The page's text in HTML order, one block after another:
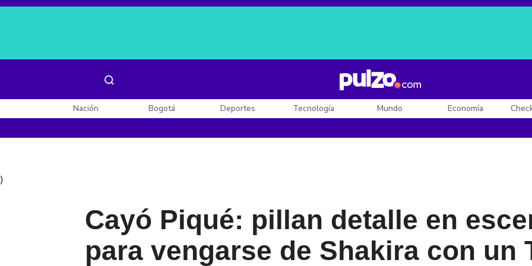
Posesión de De la Espriella
Nación Bogotá Deportes Tecnología Mundo Economía
)
Cayó Piqué: pillan detalle en
para vengarse de Shakira con un